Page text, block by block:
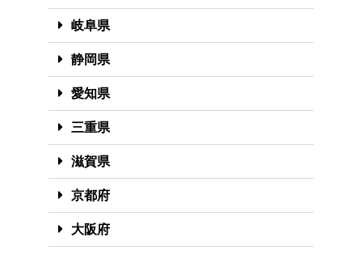
岐阜県
静岡県
愛知県
三重県
滋賀県
京都府
大阪府